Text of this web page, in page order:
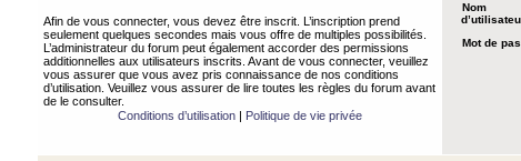
Afin de vous connecter, vous devez être inscrit. L’inscription prend
seulement quelques secondes mais vous offre de multiples possibilités.
L’administrateur du forum peut également accorder des permissions
additionnelles aux utilisateurs inscrits. Avant de vous connecter, veuillez
vous assurer que vous avez pris connaissance de nos conditions
d’utilisation. Veuillez vous assurer de lire toutes les règles du forum avant
de le consulter.
Conditions d’utilisation| Politique de vie privée
Nom
Mot de